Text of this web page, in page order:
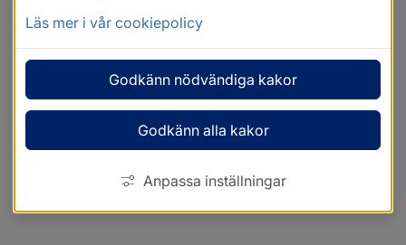
Läs mer i vår cookiepolicy
Godkänn nödvändiga kakor
Godkänn alla kakor
Anpassa inställningar